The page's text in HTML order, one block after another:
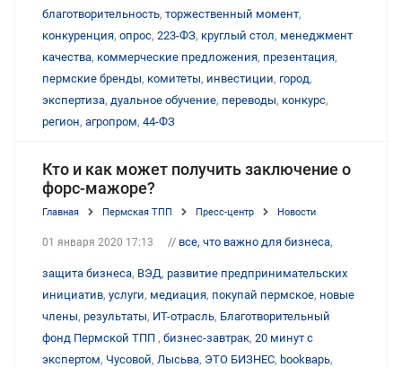
благотворительность, торжественный момент,
конкуренция, опрос, 223-ФЗ, круглый стол, менеджмент
качества, коммерческие предложения, презентация,
пермские бренды, комитеты, инвестиции, город,
экспертиза, дуальное обучение, переводы, конкурс,
регион, агропром, 44-ФЗ
Кто и как может получить заключение о
форс-мажоре?
Главная Пермская ТПП Пресс-центр Новости
01 января 2020 17:13 // все, что важно для бизнеса,
защита бизнеса, ВЭД, развитие предпринимательских
инициатив, услуги, медиация, покупай пермское, новые
члены, результаты, ИТ-отрасль, Благотворительный
фонд Пермской ТПП , бизнес-завтрак, 20 минут с
экспертом, Чусовой, Лысьва, ЭТО БИЗНЕС, bookварь,